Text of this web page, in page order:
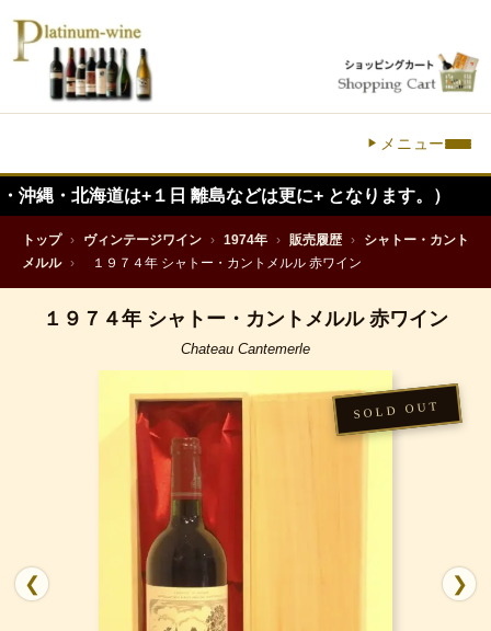
メニュー
は+１日 離島などは更に+ となります。）
トップ › ヴィンテージワイン › 1974年 › 販売履歴 ›
シャトー・カント
メルル › １９７４年 シャトー・カントメルル 赤ワイン
１９７４年 シャトー・カントメルル 赤ワイン
Chateau Cantemerle
❮ ❯